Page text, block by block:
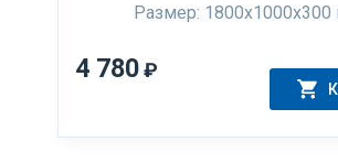
Размер:
4 780₽